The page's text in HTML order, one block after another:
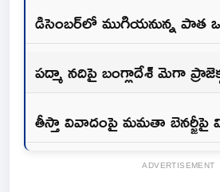
డిసెంబర్‌లో ముగియనున్న పాత
పద్మా నదిపై బంగ్లాదేశ్ మెగా
తీస్తా వివాదంపై మమతా బెనర్జీపై
ADVERTISEMENT